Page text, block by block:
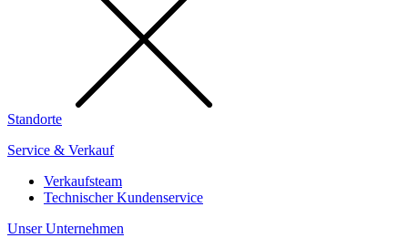
Standorte
Service & Verkauf
Verkaufsteam
Technischer Kundenservice
Unser Unternehmen